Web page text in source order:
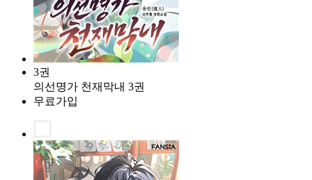
3권
의선명가 천재막내 3권
무료가입